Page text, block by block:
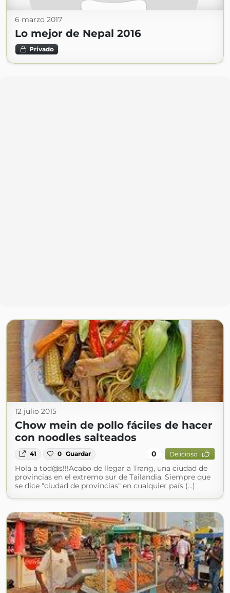
6 marzo 2017
Lo mejor de Nepal 2016
Privado
12 julio 2015
Chow mein de pollo fáciles de hacer
con noodles salteados
41 0 Guardar 0 Delicioso
Hola a tod@s!!!Acabo de llegar a Trang, una ciudad de
provincias en el extremo sur de Tailandia. Siempre que
se dice "ciudad de provincias" en cualquier país (...)